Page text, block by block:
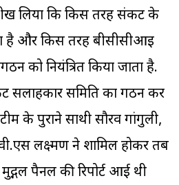
लिया कि किस तरह संकट के
है और किस तरह बीसीसीआइ
को नियंत्रित किया जाता है.
सलाहकार समिति का गठन कर
के पुराने साथी सौरव गांगुली,
लक्ष्मण ने शामिल होकर तब
पैनल की रिपोर्ट आई थी